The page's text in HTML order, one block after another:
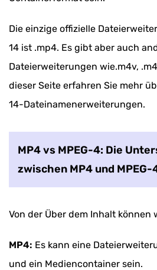
Die einzige offizielle
14 ist .mp4. Es gibt aber auch
Dateierweiterungen wie.m4v,
dieser Seite erfahren Sie mehr
14-Dateinamenerweiterungen.
MP4 vs MPEG-4: Die
zwischen MP4 und MPEG-
Von der Über dem Inhalt können
MP4: Es kann eine
und ein Mediencontainer sein.